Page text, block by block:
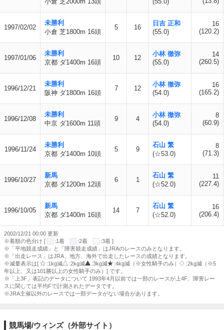
1997/02/02
未勝利
小倉 芝1800m 16頭
5 16
日吉 正和
(55.0)
16
(120.2)
1997/01/06
未勝利
京都 ダ1400m 16頭
10 12
小林 徹弥
(55.0)
14
(260.5)
1996/12/21
未勝利
阪神 ダ1800m 16頭
7 12
小林 徹弥
(54.0)
16
(165.2)
1996/12/08
未勝利
中京 ダ1600m 11頭
9 4
小林 徹弥
(54.0)
8
(60.9)
1996/11/24
未勝利
京都 ダ1400m 10頭
5 9
石山 繁
(☆53.0)
8
(71.3)
1996/10/27
新馬
京都 ダ1200m 12頭
6 1
石山 繁
(☆52.0)
11
(227.4)
1996/10/05
新馬
京都 ダ1400m 16頭
14 7
石山 繁
(☆52.0)
16
(206.4)
2002/12/21 00:00 更新
※着順の色分け [
:1着 :2着
:3着 ]
※「平地競走成績」と「障害競走成績」はJRAのレースのみとなります。
※「出走レース」はJRA、地方、海外で出走したレースの成績となります。
※減量表示は[
:1kg減 :2kg減 :3kg減 :4kg減（※女性騎手のみ）
:2kg減（※5
年以上、又は101勝以上の女性騎手のみ）] です。
※「上3F」表記のデータについて 1993年4月以前では一部のレースが上4F、障害レー
スに関しては平均Fで計測されたデータです。
※JRA主催以外のレースでは一部データがない場合があります。
競馬場/ウィンズ（外部サイト）